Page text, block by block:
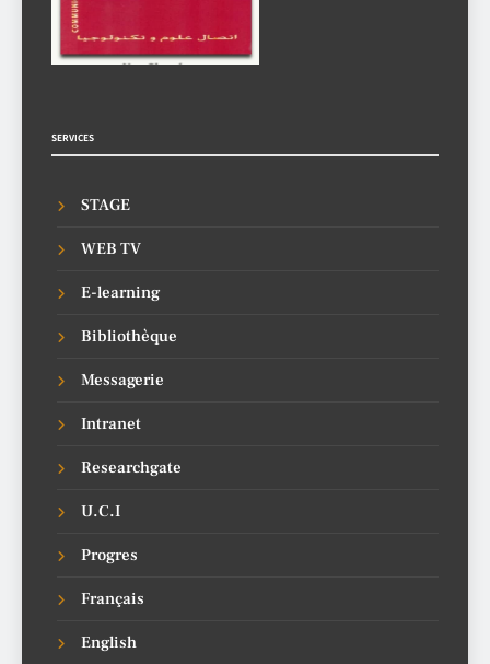
SERVICES
STAGE
WEB TV
E-learning
Bibliothèque
Messagerie
Intranet
Researchgate
U.C.I
Progres
Français
English